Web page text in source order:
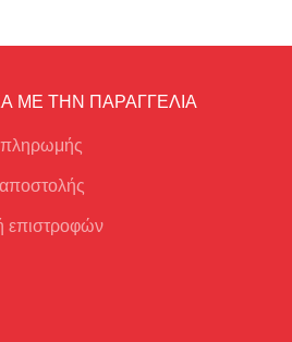
ΜΕ ΤΗΝ ΠΑΡΑΓΓΕΛΙΑ
επιστροφών